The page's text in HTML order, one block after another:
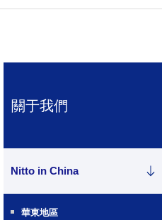
關于我們
Nitto in China
華東地區